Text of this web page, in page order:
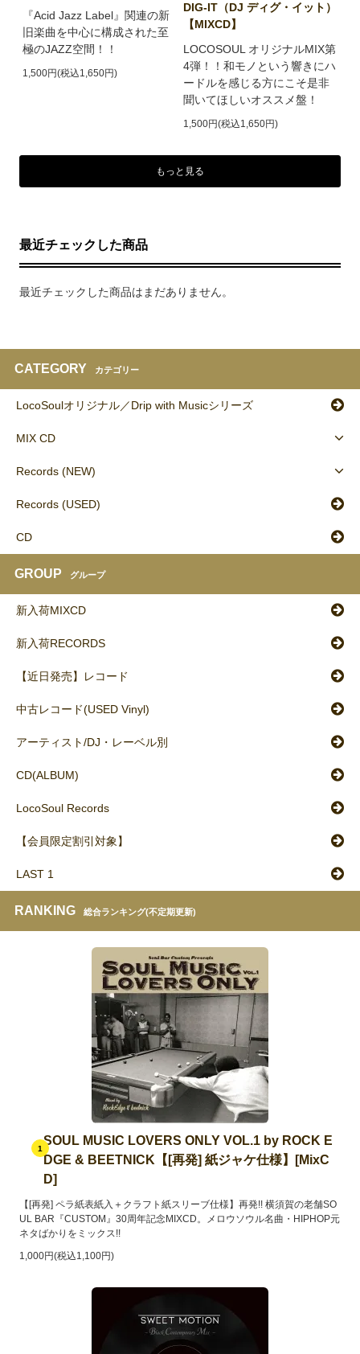
『Acid Jazz Label』関連の新
旧楽曲を中心に構成された至
極のJAZZ空間！！
1,500円(税込1,650円)
DIG-IT（DJ ディグ・イット）
【MIXCD】
LOCOSOUL オリジナルMIX第
4弾！！和モノという響きにハ
ードルを感じる方にこそ是非
聞いてほしいオススメ盤！
1,500円(税込1,650円)
もっと見る
最近チェックした商品
最近チェックした商品はまだありません。
CATEGORY カテゴリー
LocoSoulオリジナル／Drip with Musicシリーズ
MIX CD
Records (NEW)
Records (USED)
CD
GROUP グループ
新入荷MIXCD
新入荷RECORDS
【近日発売】レコード
中古レコード(USED Vinyl)
アーティスト/DJ・レーベル別
CD(ALBUM)
LocoSoul Records
【会員限定割引対象】
LAST 1
RANKING 総合ランキング(不定期更新)
1
SOUL MUSIC LOVERS ONLY VOL.1 by ROCK E
DGE & BEETNICK【[再発] 紙ジャケ仕様】[MixC
D]
【[再発] ペラ紙表紙入＋クラフト紙スリーブ仕様】再発!! 横須賀の老舗SO
UL BAR『CUSTOM』30周年記念MIXCD。メロウソウル名曲・HIPHOP元
ネタばかりをミックス!!
1,000円(税込1,100円)